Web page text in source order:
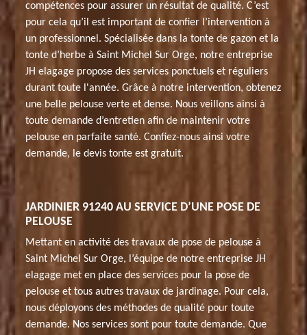
compétences pour assurer un résultat de qualité. C’est
pour cela qu’il est important de confier l’intervention à
un professionnel. Spécialisée dans la tonte de gazon et la
tonte d’herbe à Saint Michel Sur Orge, notre entreprise
JH elagage propose des services ponctuels et réguliers
durant toute l'année. Grâce à notre intervention, obtenez
une belle pelouse verte et dense. Nous veillons ainsi à
toute demande d’entretien afin de maintenir votre
pelouse en parfaite santé. Confiez-nous ainsi votre
demande, le devis tonte est gratuit.
JARDINIER 91240 AU SERVICE D’UNE POSE DE
PELOUSE
Mettant en activité des travaux de pose de pelouse à
Saint Michel Sur Orge, l’équipe de notre entreprise JH
elagage met en place des services pour la pose de
pelouse et tous autres travaux de jardinage. Pour cela,
nous déployons des méthodes de qualité pour toute
demande. Nos services sont pour toute demande. Que